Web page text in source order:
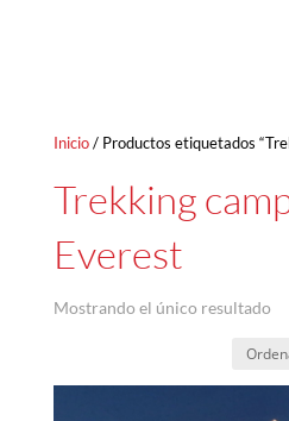
Inicio/ Productos etiquetados
Trekking
Everest
Mostrando el único resultado